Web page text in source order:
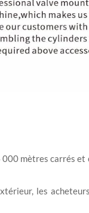
mètres carrés et
les